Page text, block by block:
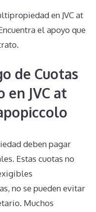
en JVC at
el apoyo que
de Cuotas
JVC at
deben pagar
Estas cuotas no
no se pueden evitar
Muchos